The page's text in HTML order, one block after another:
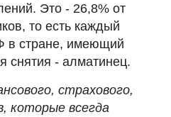
Это - 26,8% от
то есть каждый
в стране, имеющий
снятия - алматинец.
страхового,
которые всегда